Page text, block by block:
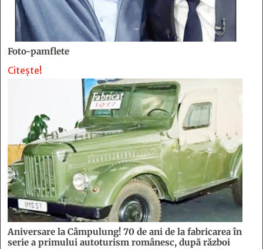
Foto-pamflete
Citește!
Aniversare la Câmpulung! 70 de ani de la fabricarea în
serie a primului autoturism românesc, după război